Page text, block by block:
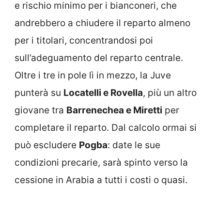
e rischio minimo per i bianconeri, che
andrebbero a chiudere il reparto almeno
per i titolari, concentrandosi poi
sull’adeguamento del reparto centrale.
Oltre i tre in pole lì in mezzo, la Juve
punterà su Locatelli e Rovella, più un altro
giovane tra Barrenechea e Miretti per
completare il reparto. Dal calcolo ormai si
può escludere Pogba: date le sue
condizioni precarie, sarà spinto verso la
cessione in Arabia a tutti i costi o quasi.